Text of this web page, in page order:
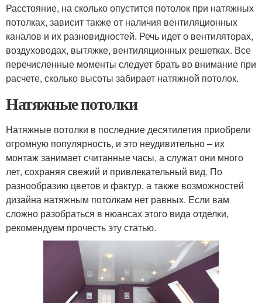
Расстояние, на сколько опустится потолок при натяжных
потолках, зависит также от наличия вентиляционных
каналов и их разновидностей. Речь идет о вентиляторах,
воздуховодах, вытяжке, вентиляционных решетках. Все
перечисленные моменты следует брать во внимание при
расчете, сколько высоты забирает натяжной потолок.
Натяжные потолки
Натяжные потолки в последние десятилетия приобрели
огромную популярность, и это неудивительно – их
монтаж занимает считанные часы, а служат они много
лет, сохраняя свежий и привлекательный вид. По
разнообразию цветов и фактур, а также возможностей
дизайна натяжным потолкам нет равных. Если вам
сложно разобраться в нюансах этого вида отделки,
рекомендуем прочесть эту статью.